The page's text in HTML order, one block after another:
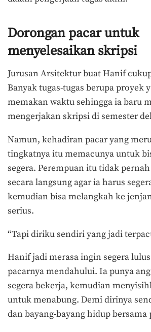
Dorongan pacar untuk
menyelesaikan skripsi
Jurusan Arsitektur buat Hanif
Banyak tugas-tugas berupa proyek
memakan waktu sehingga ia baru
mengerjakan skripsi di semester
Namun, kehadiran pacar yang
tingkatnya itu memacunya untuk
segera. Perempuan itu tidak
secara langsung agar ia harus
kemudian bisa melangkah ke
serius.
“Tapi diriku sendiri yang jadi
Hanif jadi merasa ingin segera
pacarnya mendahului. Ia punya
segera bekerja, kemudian
untuk menabung. Demi dirinya
dan bayang-bayang hidup bersama